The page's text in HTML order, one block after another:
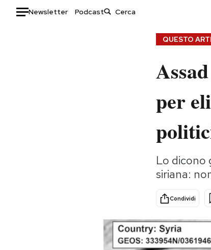
Newsletter Podcast
Consumismi
Storie/Idee
Ok Boomer!
Mondiali calcio 2026
QUESTO
per
Lo dicono
siriana:
Condividi